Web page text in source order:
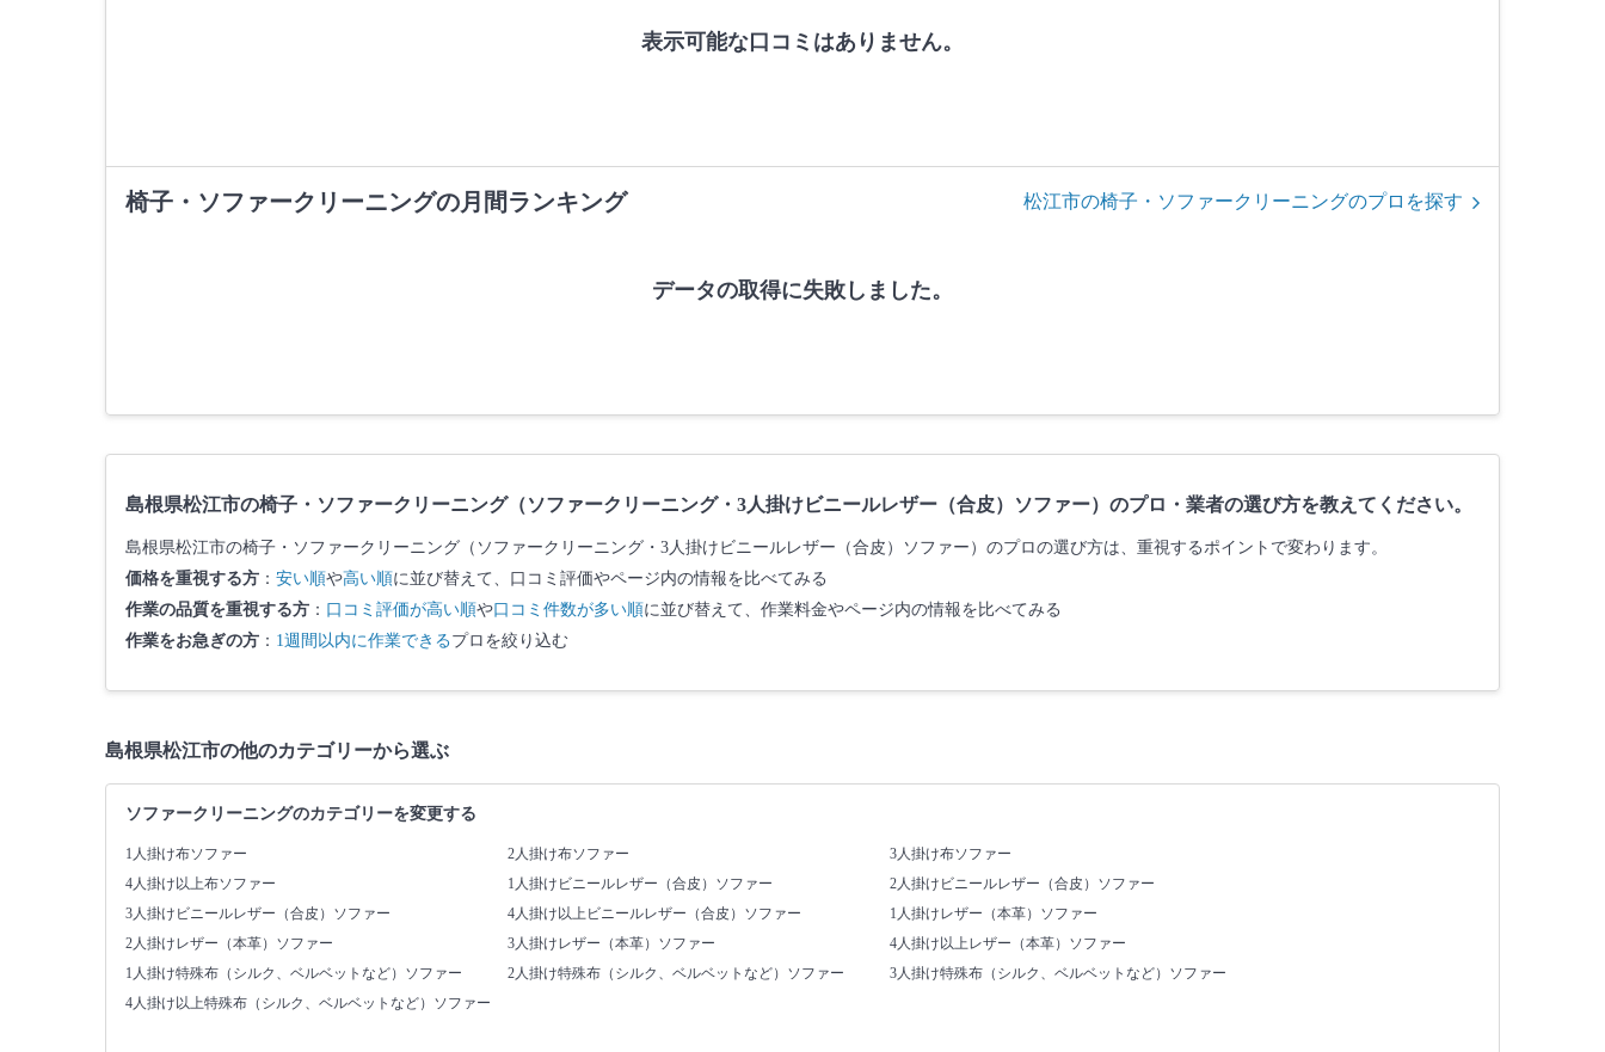
表示可能な口コミはありません。
椅子・ソファークリーニングの月間ランキング 松江市の椅子・ソファークリーニングのプロを探す
データの取得に失敗しました。
島根県松江市の椅子・ソファークリーニング（ソファークリーニング・3人掛けビニールレザー（合皮）ソファー）のプロ・業者の選び方を教えてください。
島根県松江市の椅子・ソファークリーニング（ソファークリーニング・3人掛けビニールレザー（合皮）ソファー）のプロの選び方は、重視するポイントで変わります。
価格を重視する方 ： 安い順や高い順に並び替えて、口コミ評価やページ内の情報を比べてみる
作業の品質を重視する方 ： 口コミ評価が高い順や口コミ件数が多い順に並び替えて、作業料金やページ内の情報を比べてみる
作業をお急ぎの方 ： 1週間以内に作業できるプロを絞り込む
島根県松江市の他のカテゴリーから選ぶ
ソファークリーニングのカテゴリーを変更する
1人掛け布ソファー 2人掛け布ソファー
3人掛け布ソファー
4人掛け以上布ソファー
1人掛けビニールレザー（合皮）ソファー
2人掛けビニールレザー（合皮）ソファー
3人掛けビニールレザー（合皮）ソファー
4人掛け以上ビニールレザー（合皮）ソファー
1人掛けレザー（本革）ソファー
2人掛けレザー（本革）ソファー
3人掛けレザー（本革）ソファー
4人掛け以上レザー（本革）ソファー
1人掛け特殊布（シルク、ベルベットなど）ソファー
2人掛け特殊布（シルク、ベルベットなど）ソファー
3人掛け特殊布（シルク、ベルベットなど）ソファー
4人掛け以上特殊布（シルク、ベルベットなど）ソファー